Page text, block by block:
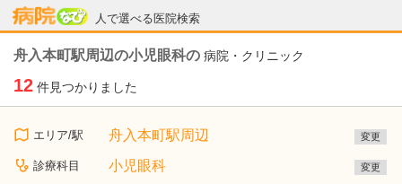
人で選べる医院検索
病院なび
舟入本町駅周辺の小児眼科の 病院・クリニック
12 件見つかりました
エリア/駅 舟入本町駅周辺 変更
診療科目 小児眼科 変更